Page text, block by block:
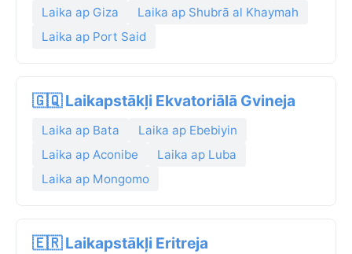
Laika ap Giza
Laika ap Shubrā al Khaymah
Laika ap Port Said
🇬🇶 Laikapstākļi Ekvatoriālā Gvineja
Laika ap Bata
Laika ap Ebebiyin
Laika ap Aconibe
Laika ap Luba
Laika ap Mongomo
🇪🇷 Laikapstākļi Eritreja